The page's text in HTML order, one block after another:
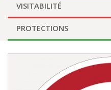
VISITABILITÉ
PROTECTIONS